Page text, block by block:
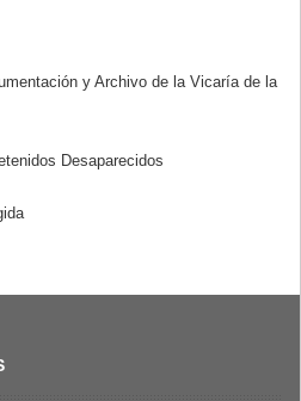
y Archivo de la Vicaría de la
Desaparecidos